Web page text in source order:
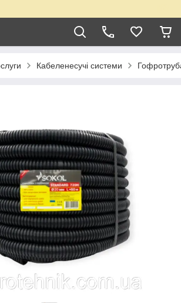
Кабеленесучі системи